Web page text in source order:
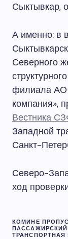
Сыктывкар,
А именно: в
Северного
филиала АО
компания»,
Вестника
Западной
Санкт-
Северо-
ход
КОМИНЕ
ТРАНСПОРТНАЯ